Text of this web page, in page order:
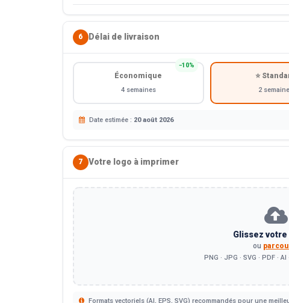
6 Délai de livraison
−10%
Économique
4 semaines
⭐
2
Date estimée : 20 août 2026
7 Votre logo à imprimer
Glissez
ou
PNG · JPG · SVG · PDF ·
Formats vectoriels (AI, EPS, SVG) recommandés pour une